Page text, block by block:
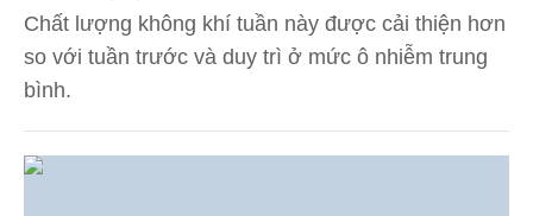
Chất lượng không khí tuần này được cải thiện hơn
so với tuần trước và duy trì ở mức ô nhiễm trung
bình.